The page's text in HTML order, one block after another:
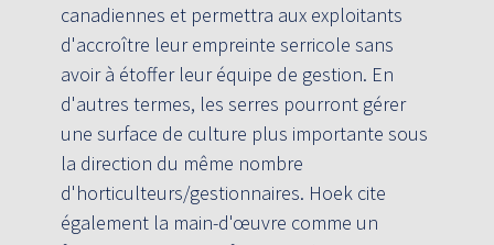
canadiennes et permettra aux exploitants
d'accroître leur empreinte serricole sans
avoir à étoffer leur équipe de gestion. En
d'autres termes, les serres pourront gérer
une surface de culture plus importante sous
la direction du même nombre
d'horticulteurs/gestionnaires. Hoek cite
également la main-d'œuvre comme un